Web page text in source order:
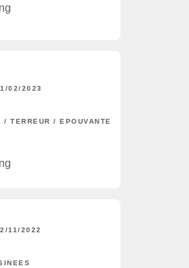
02/2023
/ TERREUR / EPOUVANTE
11/2022